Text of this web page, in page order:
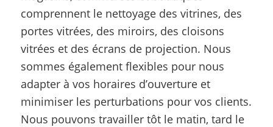
comprennent le nettoyage des vitrines, des
portes vitrées, des miroirs, des cloisons
vitrées et des écrans de projection. Nous
sommes également flexibles pour nous
adapter à vos horaires d’ouverture et
minimiser les perturbations pour vos clients.
Nous pouvons travailler tôt le matin, tard le